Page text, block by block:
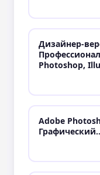
Дизайнер-
Photoshop,
Adobe